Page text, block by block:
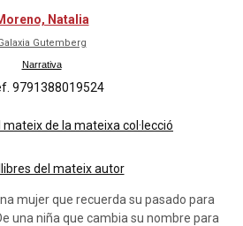
Natalia
Gutemberg
Narrativa
9791388019524
de la mateixa col·lecció
del mateix autor
mujer que recuerda su pasado para
una niña que cambia su nombre para